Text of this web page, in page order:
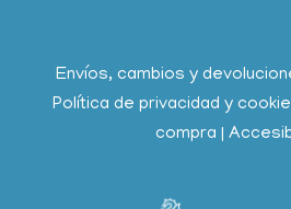
Envíos, cambios y
Política de privacidad y
compra |